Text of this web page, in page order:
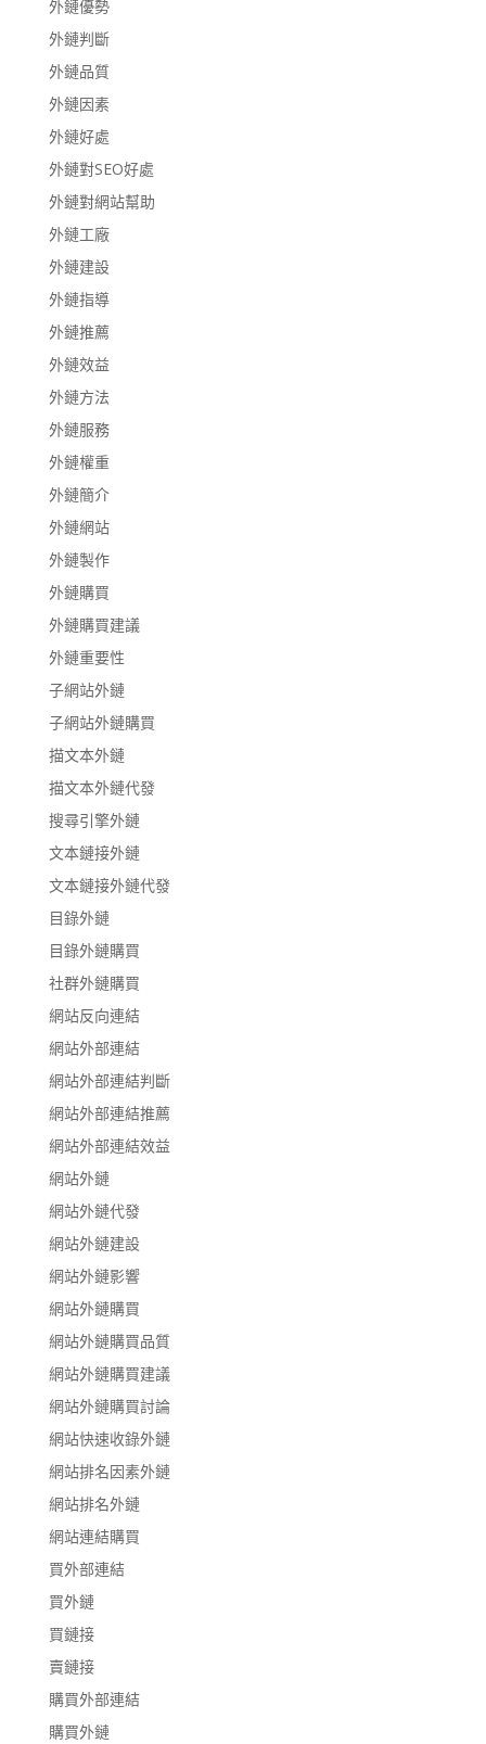
外鏈優勢
外鏈判斷
外鏈品質
外鏈因素
外鏈好處
外鏈對SEO好處
外鏈對網站幫助
外鏈工廠
外鏈建設
外鏈指導
外鏈推薦
外鏈效益
外鏈方法
外鏈服務
外鏈權重
外鏈簡介
外鏈網站
外鏈製作
外鏈購買
外鏈購買建議
外鏈重要性
子網站外鏈
子網站外鏈購買
描文本外鏈
描文本外鏈代發
搜尋引擎外鏈
文本鏈接外鏈
文本鏈接外鏈代發
目錄外鏈
目錄外鏈購買
社群外鏈購買
網站反向連結
網站外部連結
網站外部連結判斷
網站外部連結推薦
網站外部連結效益
網站外鏈
網站外鏈代發
網站外鏈建設
網站外鏈影響
網站外鏈購買
網站外鏈購買品質
網站外鏈購買建議
網站外鏈購買討論
網站快速收錄外鏈
網站排名因素外鏈
網站排名外鏈
網站連結購買
買外部連結
買外鏈
買鏈接
賣鏈接
購買外部連結
購買外鏈